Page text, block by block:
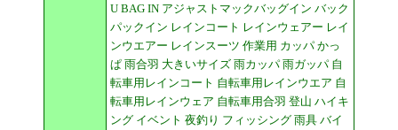
U BAG IN アジャストマックバッグイン バック
パックイン レインコート レインウェアー レイ
ンウエアー レインスーツ 作業用 カッパ かっ
ぱ 雨合羽 大きいサイズ 雨カッパ 雨ガッパ 自
転車用レインコート 自転車用レインウエア 自
転車用レインウェア 自転車用合羽 登山 ハイキ
ング イベント 夜釣り フィッシング 雨具 バイ